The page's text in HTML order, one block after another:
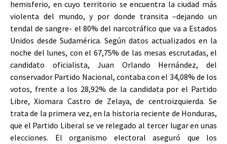
hemisferio, en cuyo territorio se encuentra la ciudad más
violenta del mundo, y por donde transita –dejando un
tendal de sangre- el 80% del narcotráfico que va a Estados
Unidos desde Sudamérica. Según datos actualizados en la
noche del lunes, con el 67,75% de las mesas escrutadas, el
candidato oficialista, Juan Orlando Hernández, del
conservador Partido Nacional, contaba con el 34,08% de los
votos, frente a los 28,92% de la candidata por el Partido
Libre, Xiomara Castro de Zelaya, de centroizquierda. Se
trata de la primera vez, en la historia reciente de Honduras,
que el Partido Liberal se ve relegado al tercer lugar en unas
elecciones. El organismo electoral aseguró que los